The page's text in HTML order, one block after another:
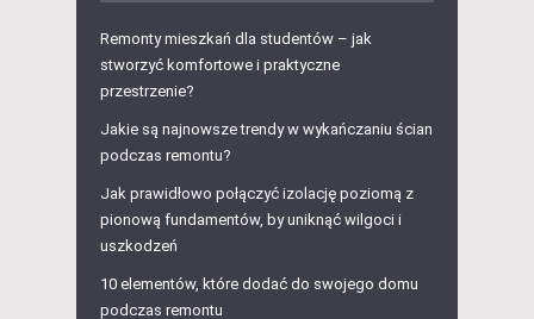
Remonty mieszkań dla studentów – jak
stworzyć komfortowe i praktyczne
przestrzenie?
Jakie są najnowsze trendy w wykańczaniu ścian
podczas remontu?
Jak prawidłowo połączyć izolację poziomą z
pionową fundamentów, by uniknąć wilgoci i
uszkodzeń
10 elementów, które dodać do swojego domu
podczas remontu